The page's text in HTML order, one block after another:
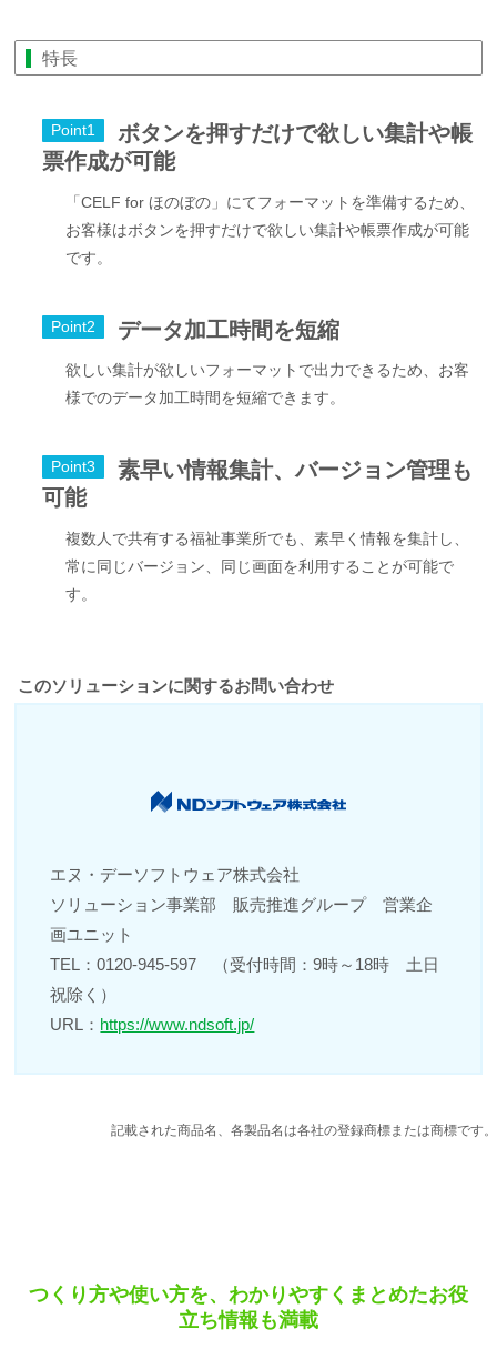
特長
Point1
ボタンを押すだけで欲しい集計や帳
票作成が可能
「CELF for ほのぼの」にてフォーマットを準備するため、
お客様はボタンを押すだけで欲しい集計や帳票作成が可能
です。
Point2 データ加工時間を短縮
欲しい集計が欲しいフォーマットで出力できるため、お客
様でのデータ加工時間を短縮できます。
Point3
素早い情報集計、バージョン管理も
可能
複数人で共有する福祉事業所でも、素早く情報を集計し、
常に同じバージョン、同じ画面を利用することが可能で
す。
このソリューションに関するお問い合わせ
エヌ・デーソフトウェア株式会社
ソリューション事業部 販売推進グループ 営業企
画ユニット
TEL：0120-945-597 （受付時間：9時～18時 土日
祝除く）
URL： https://www.ndsoft.jp/
記載された商品名、各製品名は各社の登録商標または商標です。
つくり方や使い方を、わかりやすくまとめたお役
立ち情報も満載